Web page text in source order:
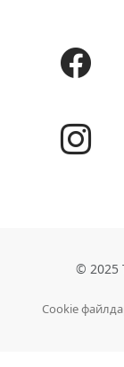
© 2025
Cookie